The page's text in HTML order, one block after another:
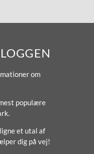
om
populære
et utal af
dig på vej!